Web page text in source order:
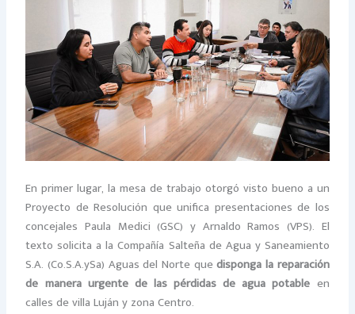
En primer lugar, la mesa de trabajo otorgó visto bueno a un
Proyecto de Resolución que unifica presentaciones de los
concejales Paula Medici (GSC) y Arnaldo Ramos (VPS). El
texto solicita a la Compañía Salteña de Agua y Saneamiento
S.A. (Co.S.A.ySa) Aguas del Norte quedisponga la reparación
de manera urgente de las pérdidas de agua potable en
calles de villa Luján y zona Centro.